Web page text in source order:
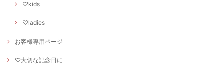
♡kids
♡ladies
お客様専用ページ
♡大切な記念日に